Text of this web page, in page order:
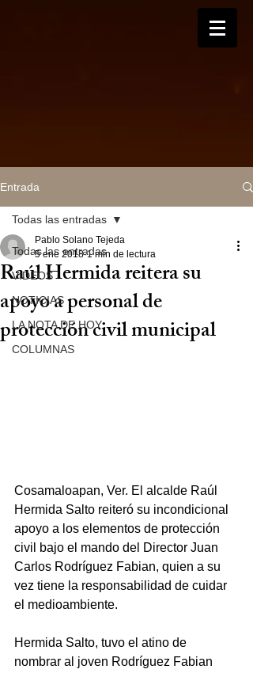
Entrada
Todas las entradas
VIDEOS
NOTICIAS
LA NOTA DE HOY
COLUMNAS
Todas las entradas
Raúl Hermida reitera su
apoyo a personal de
protección civil municipal
Pablo Solano Tejeda
5 ene 2018 1 min de lectura
Cosamaloapan, Ver. El alcalde Raúl
Hermida Salto reiteró su incondicional
apoyo a los elementos de protección
civil bajo el mando del Director Juan
Carlos Rodríguez Fabian, quien a su
vez tiene la responsabilidad de cuidar
el medioambiente.
Hermida Salto, tuvo el atino de
nombrar al joven Rodríguez Fabian